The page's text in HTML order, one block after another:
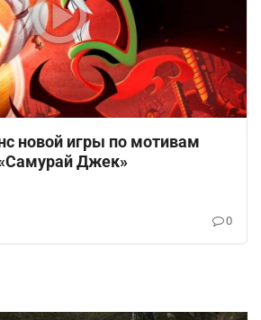
новой игры по мотивам
Джек»
0